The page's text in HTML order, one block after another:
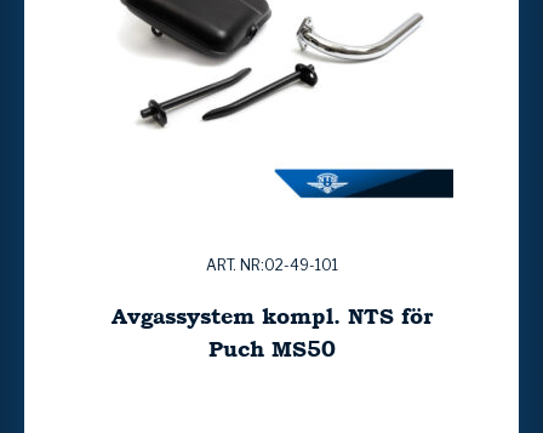
ART. NR:02-49-101
Avgassystem kompl. NTS för
Puch MS50